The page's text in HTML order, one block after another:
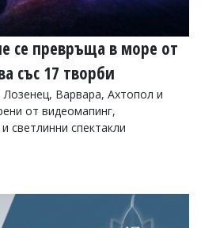
се превръща в море от
със 17 творби
Варвара, Ахтопол и
от видеомапинг,
светлинни спектакли